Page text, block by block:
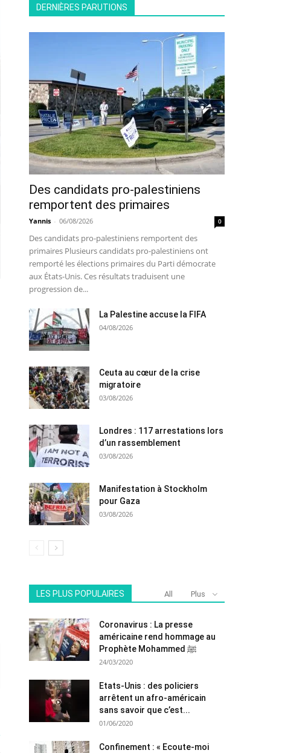
DERNIÈRES PARUTIONS
Des candidats pro-palestiniens
remportent des primaires
Yannis - 06/08/2026 0
Des candidats pro-palestiniens remportent des
primaires Plusieurs candidats pro-palestiniens ont
remporté les élections primaires du Parti démocrate
aux États-Unis. Ces résultats traduisent une
progression de...
La Palestine accuse la FIFA
04/08/2026
Ceuta au cœur de la crise
migratoire
03/08/2026
Londres : 117 arrestations lors
d’un rassemblement
03/08/2026
Manifestation à Stockholm
pour Gaza
03/08/2026
LES PLUS POPULAIRES All Plus
Coronavirus : La presse
américaine rend hommage au
Prophète Mohammed ﷺ
24/03/2020
Etats-Unis : des policiers
arrêtent un afro-américain
sans savoir que c’est...
01/06/2020
Confinement : « Ecoute-moi